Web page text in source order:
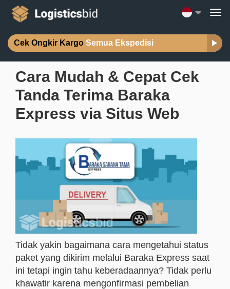
Cek Ongkir Kargo Semua Ekspedisi
Cara Mudah & Cepat Cek
Tanda Terima Baraka
Express via Situs Web
Tidak yakin bagaimana cara mengetahui status
paket yang dikirim melalui Baraka Express saat
ini tetapi ingin tahu keberadaannya? Tidak perlu
khawatir karena mengonfirmasi pembelian